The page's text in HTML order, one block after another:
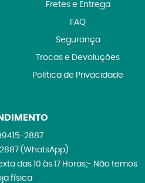
Fretes e Entrega
FAQ
Segurança
Trocas e Devoluções
Política de Privacidade
2887
(WhatsApp)
das 10 às 17 Horas;- Não temos
física